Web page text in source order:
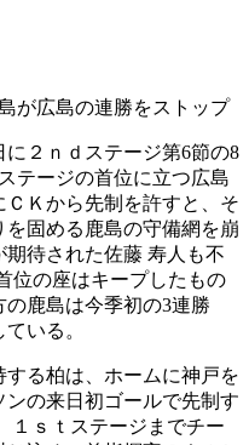
が広島の連勝をストップ
２ｎｄステージ第6節の8
テージの首位に立つ広島
Ｋから先制を許すと、そ
固める鹿島の守備網を崩
待された佐藤 寿人も不
位の座はキープしたもの
鹿島は今季初の3連勝
いる。
する柏は、ホームに神戸を
の来日初ゴールで先制す
１ｓｔステージまでチー